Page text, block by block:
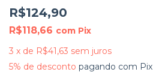
R$124,90
R$118,66 com Pix
3 x de R$41,63 sem juros
5% de desconto pagando com Pix